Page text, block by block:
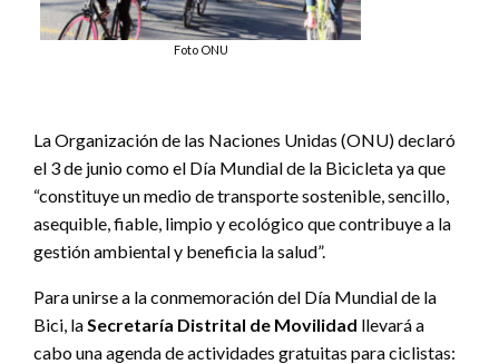
Foto ONU
La Organización de las Naciones Unidas (ONU) declaró
el 3 de junio como el Día Mundial de la Bicicleta ya que
“constituye un medio de transporte sostenible, sencillo,
asequible, fiable, limpio y ecológico que contribuye a la
gestión ambiental y beneficia la salud”.
Para unirse a la conmemoración del Día Mundial de la
Bici, la Secretaría Distrital de Movilidad llevará a
cabo una agenda de actividades gratuitas para ciclistas: